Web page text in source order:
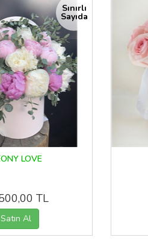
Sınırlı
Sayıda
LOVE
TL